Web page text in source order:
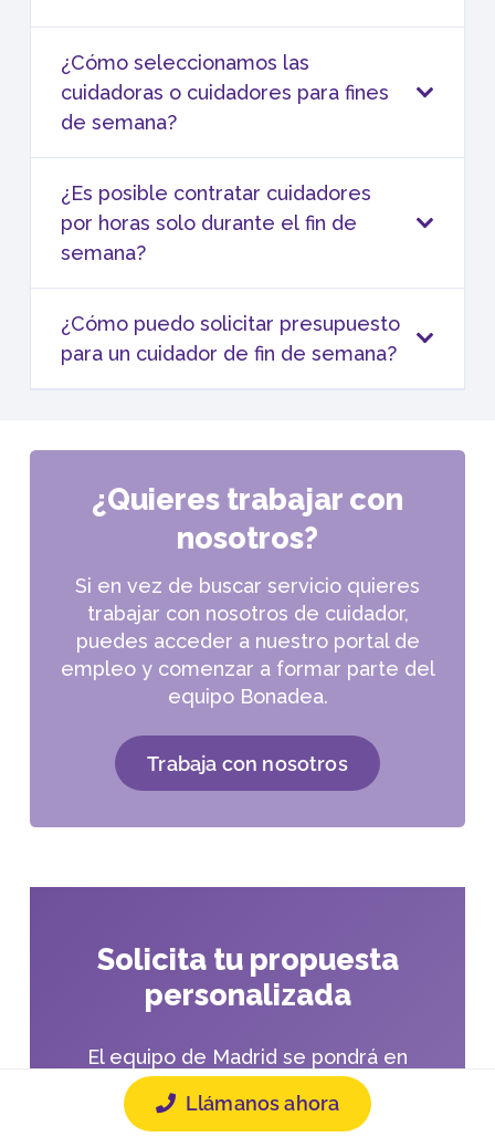
¿Cómo seleccionamos las
cuidadoras o cuidadores para fines
de semana?
¿Es posible contratar cuidadores
por horas solo durante el fin de
semana?
¿Cómo puedo solicitar presupuesto
para un cuidador de fin de semana?
¿Quieres trabajar con
nosotros?
Si en vez de buscar servicio quieres
trabajar con nosotros de cuidador,
puedes acceder a nuestro portal de
empleo y comenzar a formar parte del
equipo Bonadea.
Trabaja con nosotros
Solicita tu propuesta
personalizada
El equipo de Madrid se pondrá en
contacto contigo para entender tu
situación y ofrecerte la mejor solución.
Llámanos ahora